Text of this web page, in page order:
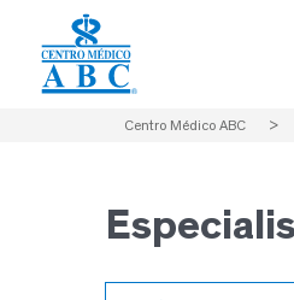
Centro Médico ABC >